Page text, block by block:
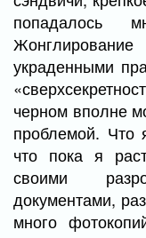
украденными
черном вполне
проблемой. Что
что пока я
своими
документами,
много